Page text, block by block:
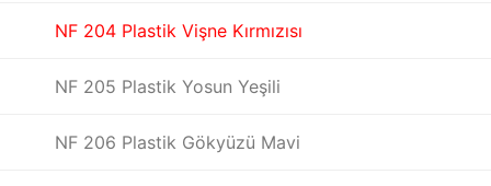
NF 204 Plastik Vişne Kırmızısı
NF 205 Plastik Yosun Yeşili
NF 206 Plastik Gökyüzü Mavi